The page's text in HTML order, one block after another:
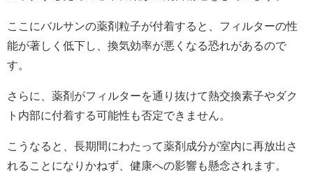
ここにバルサンの薬剤粒子が付着すると、フィルターの性
能が著しく低下し、換気効率が悪くなる恐れがあるので
す。
さらに、薬剤がフィルターを通り抜けて熱交換素子やダク
ト内部に付着する可能性も否定できません。
こうなると、長期間にわたって薬剤成分が室内に再放出さ
れることになりかねず、健康への影響も懸念されます。